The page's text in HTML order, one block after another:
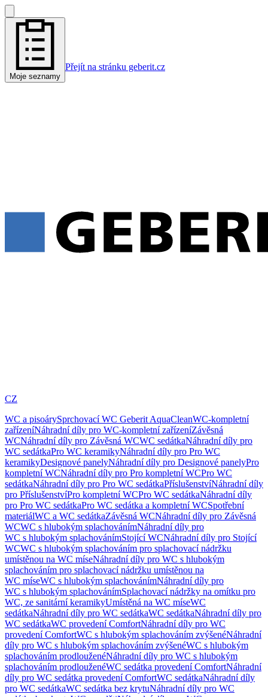
Moje seznamy
Přejít na stránku geberit.cz
CZ
WC a pisoárySprchovací WC Geberit AquaCleanWC-kompletní
zařízeníNáhradní díly pro WC-kompletní zařízeníZávěsná
WCNáhradní díly pro Závěsná WCWC sedátkaNáhradní díly pro
WC sedátkaPro WC keramikyNáhradní díly pro Pro WC
keramikyDesignové panelyNáhradní díly pro Designové panelyPro
kompletní WCNáhradní díly pro Pro kompletní WCPro WC
sedátkaNáhradní díly pro Pro WC sedátkaPříslušenstvíNáhradní díly
pro PříslušenstvíPro kompletní WCPro WC sedátkaNáhradní díly
pro Pro WC sedátkaPro WC sedátka a kompletní WCSpotřební
materiálWC a WC sedátkaZávěsná WCNáhradní díly pro Závěsná
WCWC s hlubokým splachovánímNáhradní díly pro
WC s hlubokým splachovánímStojící WCNáhradní díly pro Stojící
WCWC s hlubokým splachováním pro splachovací nádržku
umístěnou na WC míseNáhradní díly pro WC s hlubokým
splachováním pro splachovací nádržku umístěnou na
WC míseWC s hlubokým splachovánímNáhradní díly pro
WC s hlubokým splachovánímSplachovací nádržky na omítku pro
WC, ze sanitární keramikyUmístěná na WC míseWC
sedátkaNáhradní díly pro WC sedátkaWC sedátkaNáhradní díly pro
WC sedátkaWC provedení ComfortNáhradní díly pro WC
provedení ComfortWC s hlubokým splachováním zvýšenéNáhradní
díly pro WC s hlubokým splachováním zvýšenéWC s hlubokým
splachováním prodlouženéNáhradní díly pro WC s hlubokým
splachováním prodlouženéWC sedátka provedení ComfortNáhradní
díly pro WC sedátka provedení ComfortWC sedátkaNáhradní díly
pro WC sedátkaWC sedátka bez krytuNáhradní díly pro WC